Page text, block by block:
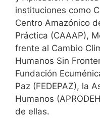
instituciones como
Centro Amazónico
Práctica (CAAAP),
frente al Cambio
Humanos Sin
Fundación
Paz (FEDEPAZ), la
Humanos
de ellas.